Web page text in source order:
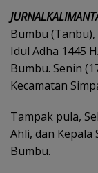
Bumbu
Idul Adha 1445
Bumbu. Senin
Kecamatan
Tampak pula,
Ahli, dan
Bumbu.